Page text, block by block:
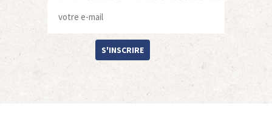
S'INSCRIRE